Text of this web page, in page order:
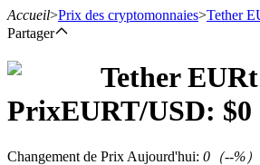
Contrats à terme
Accueil>Prix des cryptomonnaies>Tether
Partager
Tether EURt
PrixEURT/USD: $0
Changement de Prix Aujourd'hui: 0 （--%）